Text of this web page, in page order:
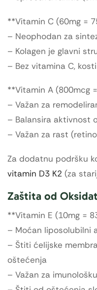
**Vitamin C (60mg =
– Neophodan za
– Kolagen je glavni
– Bez vitamina C,
**Vitamin A (800mcg
– Važan za
– Balansira aktivnost
– Važan za rast
Za dodatnu podršku
vitamin D3 K2 (za
Zaštita od
**Vitamin E (10mg =
– Moćan liposolubilni
– Štiti ćelijske
oštećenja
– Važan za